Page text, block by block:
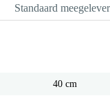
Standaard
40 cm